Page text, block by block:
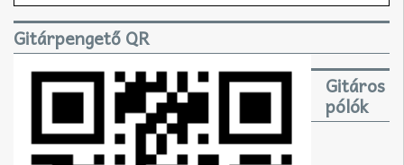
Gitárpengető QR
Gitáros
pólók